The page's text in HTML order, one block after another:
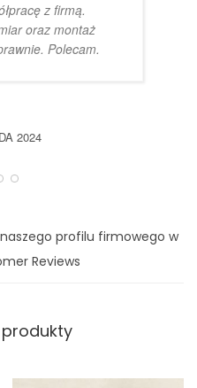
z firmą.
oraz montaż
Polecam.
2024
profilu firmowego w
Reviews